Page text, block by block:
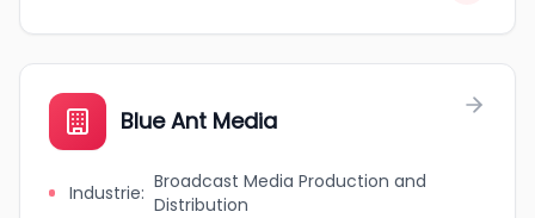
Blue Ant Media
Industrie: Broadcast Media Production and
Distribution